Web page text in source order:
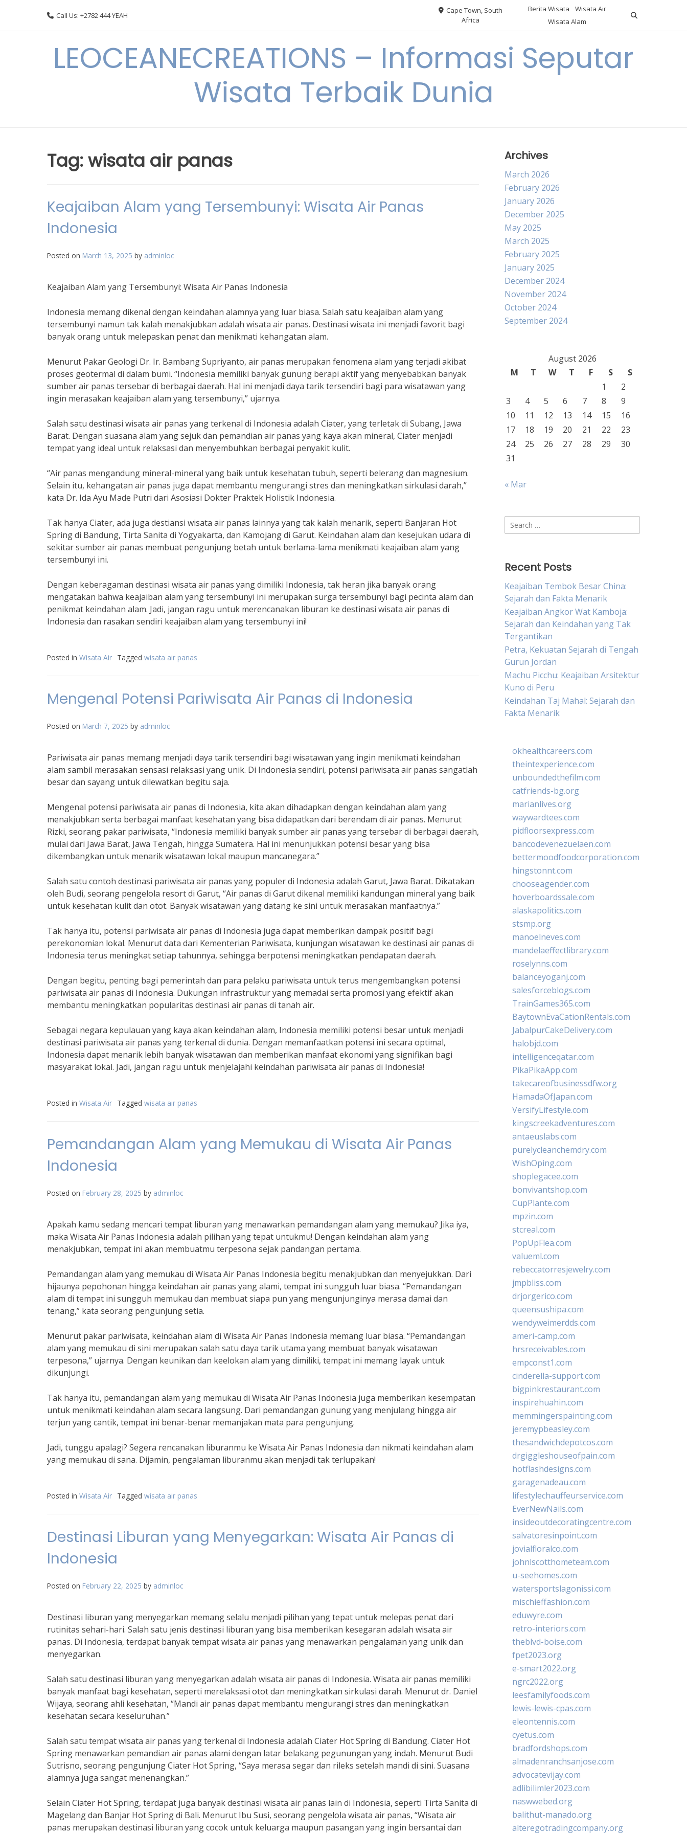
Call Us: +2782 444 YEAH
Cape Town, South
Africa
Berita Wisata
Wisata Air
Wisata Alam
LEOCEANECREATIONS – Informasi Seputar
Wisata Terbaik Dunia
Tag:wisata air panas
Keajaiban Alam yang Tersembunyi: Wisata Air Panas
Indonesia
Posted on March 13, 2025 by adminloc
Keajaiban Alam yang Tersembunyi: Wisata Air Panas Indonesia
Indonesia memang dikenal dengan keindahan alamnya yang luar biasa. Salah satu keajaiban alam yang
tersembunyi namun tak kalah menakjubkan adalah wisata air panas. Destinasi wisata ini menjadi favorit bagi
banyak orang untuk melepaskan penat dan menikmati kehangatan alam.
Menurut Pakar Geologi Dr. Ir. Bambang Supriyanto, air panas merupakan fenomena alam yang terjadi akibat
proses geotermal di dalam bumi. “Indonesia memiliki banyak gunung berapi aktif yang menyebabkan banyak
sumber air panas tersebar di berbagai daerah. Hal ini menjadi daya tarik tersendiri bagi para wisatawan yang
ingin merasakan keajaiban alam yang tersembunyi,” ujarnya.
Salah satu destinasi wisata air panas yang terkenal di Indonesia adalah Ciater, yang terletak di Subang, Jawa
Barat. Dengan suasana alam yang sejuk dan pemandian air panas yang kaya akan mineral, Ciater menjadi
tempat yang ideal untuk relaksasi dan menyembuhkan berbagai penyakit kulit.
“Air panas mengandung mineral-mineral yang baik untuk kesehatan tubuh, seperti belerang dan magnesium.
Selain itu, kehangatan air panas juga dapat membantu mengurangi stres dan meningkatkan sirkulasi darah,”
kata Dr. Ida Ayu Made Putri dari Asosiasi Dokter Praktek Holistik Indonesia.
Tak hanya Ciater, ada juga destiansi wisata air panas lainnya yang tak kalah menarik, seperti Banjaran Hot
Spring di Bandung, Tirta Sanita di Yogyakarta, dan Kamojang di Garut. Keindahan alam dan kesejukan udara di
sekitar sumber air panas membuat pengunjung betah untuk berlama-lama menikmati keajaiban alam yang
tersembunyi ini.
Dengan keberagaman destinasi wisata air panas yang dimiliki Indonesia, tak heran jika banyak orang
mengatakan bahwa keajaiban alam yang tersembunyi ini merupakan surga tersembunyi bagi pecinta alam dan
penikmat keindahan alam. Jadi, jangan ragu untuk merencanakan liburan ke destinasi wisata air panas di
Indonesia dan rasakan sendiri keajaiban alam yang tersembunyi ini!
Posted in Wisata Air Tagged wisata air panas
Mengenal Potensi Pariwisata Air Panas di Indonesia
Posted on March 7, 2025 by adminloc
Pariwisata air panas memang menjadi daya tarik tersendiri bagi wisatawan yang ingin menikmati keindahan
alam sambil merasakan sensasi relaksasi yang unik. Di Indonesia sendiri, potensi pariwisata air panas sangatlah
besar dan sayang untuk dilewatkan begitu saja.
Mengenal potensi pariwisata air panas di Indonesia, kita akan dihadapkan dengan keindahan alam yang
menakjubkan serta berbagai manfaat kesehatan yang bisa didapatkan dari berendam di air panas. Menurut
Rizki, seorang pakar pariwisata, “Indonesia memiliki banyak sumber air panas yang tersebar di berbagai daerah,
mulai dari Jawa Barat, Jawa Tengah, hingga Sumatera. Hal ini menunjukkan potensi besar yang bisa
dikembangkan untuk menarik wisatawan lokal maupun mancanegara.”
Salah satu contoh destinasi pariwisata air panas yang populer di Indonesia adalah Garut, Jawa Barat. Dikatakan
oleh Budi, seorang pengelola resort di Garut, “Air panas di Garut dikenal memiliki kandungan mineral yang baik
untuk kesehatan kulit dan otot. Banyak wisatawan yang datang ke sini untuk merasakan manfaatnya.”
Tak hanya itu, potensi pariwisata air panas di Indonesia juga dapat memberikan dampak positif bagi
perekonomian lokal. Menurut data dari Kementerian Pariwisata, kunjungan wisatawan ke destinasi air panas di
Indonesia terus meningkat setiap tahunnya, sehingga berpotensi meningkatkan pendapatan daerah.
Dengan begitu, penting bagi pemerintah dan para pelaku pariwisata untuk terus mengembangkan potensi
pariwisata air panas di Indonesia. Dukungan infrastruktur yang memadai serta promosi yang efektif akan
membantu meningkatkan popularitas destinasi air panas di tanah air.
Sebagai negara kepulauan yang kaya akan keindahan alam, Indonesia memiliki potensi besar untuk menjadi
destinasi pariwisata air panas yang terkenal di dunia. Dengan memanfaatkan potensi ini secara optimal,
Indonesia dapat menarik lebih banyak wisatawan dan memberikan manfaat ekonomi yang signifikan bagi
masyarakat lokal. Jadi, jangan ragu untuk menjelajahi keindahan pariwisata air panas di Indonesia!
Posted in Wisata Air Tagged wisata air panas
Pemandangan Alam yang Memukau di Wisata Air Panas
Indonesia
Posted on February 28, 2025 by adminloc
Apakah kamu sedang mencari tempat liburan yang menawarkan pemandangan alam yang memukau? Jika iya,
maka Wisata Air Panas Indonesia adalah pilihan yang tepat untukmu! Dengan keindahan alam yang
menakjubkan, tempat ini akan membuatmu terpesona sejak pandangan pertama.
Pemandangan alam yang memukau di Wisata Air Panas Indonesia begitu menakjubkan dan menyejukkan. Dari
hijaunya pepohonan hingga keindahan air panas yang alami, tempat ini sungguh luar biasa. “Pemandangan
alam di tempat ini sungguh memukau dan membuat siapa pun yang mengunjunginya merasa damai dan
tenang,” kata seorang pengunjung setia.
Menurut pakar pariwisata, keindahan alam di Wisata Air Panas Indonesia memang luar biasa. “Pemandangan
alam yang memukau di sini merupakan salah satu daya tarik utama yang membuat banyak wisatawan
terpesona,” ujarnya. Dengan keunikan dan keelokan alam yang dimiliki, tempat ini memang layak untuk
dikunjungi.
Tak hanya itu, pemandangan alam yang memukau di Wisata Air Panas Indonesia juga memberikan kesempatan
untuk menikmati keindahan alam secara langsung. Dari pemandangan gunung yang menjulang hingga air
terjun yang cantik, tempat ini benar-benar memanjakan mata para pengunjung.
Jadi, tunggu apalagi? Segera rencanakan liburanmu ke Wisata Air Panas Indonesia dan nikmati keindahan alam
yang memukau di sana. Dijamin, pengalaman liburanmu akan menjadi tak terlupakan!
Posted in Wisata Air Tagged wisata air panas
Destinasi Liburan yang Menyegarkan: Wisata Air Panas di
Indonesia
Posted on February 22, 2025 by adminloc
Destinasi liburan yang menyegarkan memang selalu menjadi pilihan yang tepat untuk melepas penat dari
rutinitas sehari-hari. Salah satu jenis destinasi liburan yang bisa memberikan kesegaran adalah wisata air
panas. Di Indonesia, terdapat banyak tempat wisata air panas yang menawarkan pengalaman yang unik dan
menyegarkan.
Salah satu destinasi liburan yang menyegarkan adalah wisata air panas di Indonesia. Wisata air panas memiliki
banyak manfaat bagi kesehatan, seperti merelaksasi otot dan meningkatkan sirkulasi darah. Menurut dr. Daniel
Wijaya, seorang ahli kesehatan, “Mandi air panas dapat membantu mengurangi stres dan meningkatkan
kesehatan secara keseluruhan.”
Salah satu tempat wisata air panas yang terkenal di Indonesia adalah Ciater Hot Spring di Bandung. Ciater Hot
Spring menawarkan pemandian air panas alami dengan latar belakang pegunungan yang indah. Menurut Budi
Sutrisno, seorang pengunjung Ciater Hot Spring, “Saya merasa segar dan rileks setelah mandi di sini. Suasana
alamnya juga sangat menenangkan.”
Selain Ciater Hot Spring, terdapat juga banyak destinasi wisata air panas lain di Indonesia, seperti Tirta Sanita di
Magelang dan Banjar Hot Spring di Bali. Menurut Ibu Susi, seorang pengelola wisata air panas, “Wisata air
panas merupakan destinasi liburan yang cocok untuk keluarga maupun pasangan yang ingin bersantai dan
Archives
March 2026
February 2026
January 2026
December 2025
May 2025
March 2025
February 2025
January 2025
December 2024
November 2024
October 2024
September 2024
August 2026
M
T W T F S
S
1
2
3
4 5 6 7 8
9
10
11 12 13 14 15
16
17
18 19 20 21 22
23
24
25 26 27 28 29
30
31
« Mar
Search
for:
Recent Posts
Keajaiban Tembok Besar China:
Sejarah dan Fakta Menarik
Keajaiban Angkor Wat Kamboja:
Sejarah dan Keindahan yang Tak
Tergantikan
Petra, Kekuatan Sejarah di Tengah
Gurun Jordan
Machu Picchu: Keajaiban Arsitektur
Kuno di Peru
Keindahan Taj Mahal: Sejarah dan
Fakta Menarik
okhealthcareers.com
theintexperience.com
unboundedthefilm.com
catfriends-bg.org
marianlives.org
waywardtees.com
pidfloorsexpress.com
bancodevenezuelaen.com
bettermoodfoodcorporation.com
hingstonnt.com
chooseagender.com
hoverboardssale.com
alaskapolitics.com
stsmp.org
manoelneves.com
mandelaeffectlibrary.com
roselynns.com
balanceyoganj.com
salesforceblogs.com
TrainGames365.com
BaytownEvaCationRentals.com
JabalpurCakeDelivery.com
halobjd.com
intelligenceqatar.com
PikaPikaApp.com
takecareofbusinessdfw.org
HamadaOfJapan.com
VersifyLifestyle.com
kingscreekadventures.com
antaeuslabs.com
purelycleanchemdry.com
WishOping.com
shoplegacee.com
bonvivantshop.com
CupPlante.com
mpzin.com
stcreal.com
PopUpFlea.com
valueml.com
rebeccatorresjewelry.com
jmpbliss.com
drjorgerico.com
queensushipa.com
wendyweimerdds.com
ameri-camp.com
hrsreceivables.com
empconst1.com
cinderella-support.com
bigpinkrestaurant.com
inspirehuahin.com
memmingerspainting.com
jeremypbeasley.com
thesandwichdepotcos.com
drgiggleshouseofpain.com
hotflashdesigns.com
garagenadeau.com
lifestylechauffeurservice.com
EverNewNails.com
insideoutdecoratingcentre.com
salvatoresinpoint.com
jovialfloralco.com
johnlscotthometeam.com
u-seehomes.com
watersportslagonissi.com
mischieffashion.com
eduwyre.com
retro-interiors.com
theblvd-boise.com
fpet2023.org
e-smart2022.org
ngrc2022.org
leesfamilyfoods.com
lewis-lewis-cpas.com
eleontennis.com
cyetus.com
bradfordshops.com
almadenranchsanjose.com
advocatevijay.com
adlibilimler2023.com
naswwebed.org
balithut-manado.org
alteregotradingcompany.org